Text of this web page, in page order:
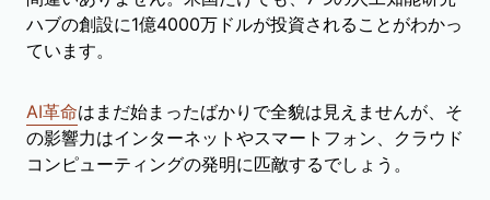
ハブの創設に1億4000万ドルが投資されることがわかっ
ています。
AI革命はまだ始まったばかりで全貌は見えませんが、そ
の影響力はインターネットやスマートフォン、クラウド
コンピューティングの発明に匹敵するでしょう。